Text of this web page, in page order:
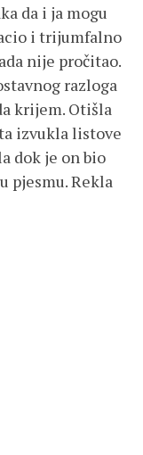
da i ja mogu
i trijumfalno
nije pročitao.
razloga
krijem. Otišla
izvukla listove
dok je on bio
pjesmu. Rekla